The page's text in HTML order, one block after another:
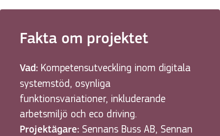
Fakta om projektet
Vad: Kompetensutveckling inom digitala
systemstöd, osynliga
funktionsvariationer, inkluderande
arbetsmiljö och eco driving.
Projektägare: Sennans Buss AB, Sennan